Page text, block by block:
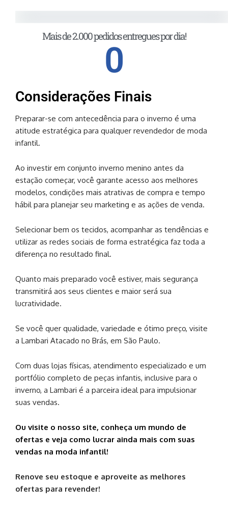
Mais de 2.000 pedidos entregues por dia!
0
Considerações Finais
Preparar-se com antecedência para o inverno é uma
atitude estratégica para qualquer revendedor de moda
infantil.
Ao investir em conjunto inverno menino antes da
estação começar, você garante acesso aos melhores
modelos, condições mais atrativas de compra e tempo
hábil para planejar seu marketing e as ações de venda.
Selecionar bem os tecidos, acompanhar as tendências e
utilizar as redes sociais de forma estratégica faz toda a
diferença no resultado final.
Quanto mais preparado você estiver, mais segurança
transmitirá aos seus clientes e maior será sua
lucratividade.
Se você quer qualidade, variedade e ótimo preço, visite
a Lambari Atacado no Brás, em São Paulo.
Com duas lojas físicas, atendimento especializado e um
portfólio completo de peças infantis, inclusive para o
inverno, a Lambari é a parceira ideal para impulsionar
suas vendas.
Ou visite o nosso site, conheça um mundo de
ofertas e veja como lucrar ainda mais com suas
vendas na moda infantil!
Renove seu estoque e aproveite as melhores
ofertas para revender!